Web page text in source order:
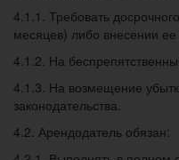
4.1.1. Требовать
месяцев) либо внесении
4.1.2. На
4.1.3. На возмещение
законодательства.
4.2. Арендодатель обязан: